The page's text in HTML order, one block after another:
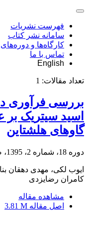
فهرست نشریات
سامانه نشر کتاب
کارگاه‌ها و
تماس با ما
English
تعداد مقالات: 1
بررسی فرآوری
اسید سیتریک بر
گاوهای هلشتاین
دوره 18، شماره 2، 1395، صفحه
ایوب لکی، مهدی دهقان
کامران رضایزدی
مشاهده مقاله
اصل مقاله 3.81 M